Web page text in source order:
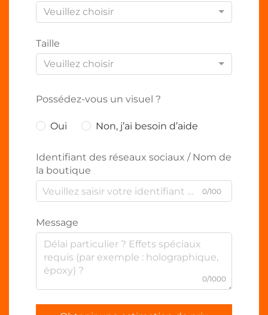
Veuillez choisir
Taille
Veuillez choisir
Possédez-vous un visuel ?
Oui Non, j’ai besoin d’aide
Identifiant des réseaux sociaux / Nom de
la boutique
0/100
Message
0/1000